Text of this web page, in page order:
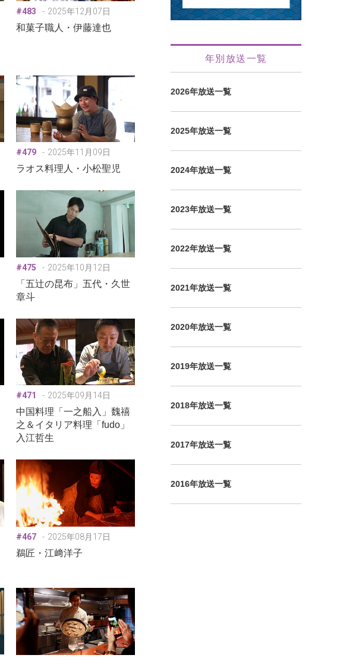
#483 2025年12月07日
和菓子職人・伊藤達也
#479 2025年11月09日
ラオス料理人・小松聖児
#475 2025年10月12日
「五辻の昆布」五代・久世
章斗
#471 2025年09月14日
中国料理「一之船入」魏禧
之＆イタリア料理「fudo」
入江哲生
#467 2025年08月17日
鵜匠・江﨑洋子
年別放送一覧
2026年放送一覧
2025年放送一覧
2024年放送一覧
2023年放送一覧
2022年放送一覧
2021年放送一覧
2020年放送一覧
2019年放送一覧
2018年放送一覧
2017年放送一覧
2016年放送一覧